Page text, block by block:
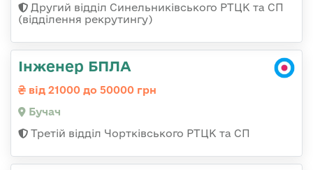
Другий відділ Синельниківського РТЦК та СП
(відділення рекрутингу)
Інженер БПЛА
від 21000 до 50000 грн
Бучач
Третій відділ Чортківського РТЦК та СП